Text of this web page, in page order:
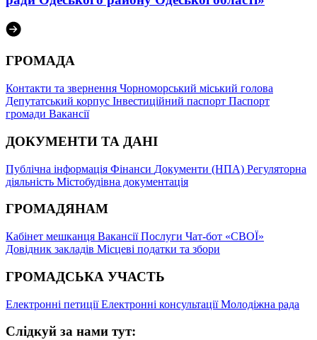
ГРОМАДА
Контакти та звернення Чорноморський міський голова
Депутатський корпус Інвестиційний паспорт Паспорт
громади Вакансії
ДОКУМЕНТИ ТА ДАНІ
Публічна інформація Фінанси Документи (НПА) Регуляторна
діяльність Містобудівна документація
ГРОМАДЯНАМ
Кабінет мешканця ВакансіїПослуги Чат-бот «СВОЇ»
Довідник закладів Місцеві податки та збори
ГРОМАДСЬКА УЧАСТЬ
Електронні петиціїЕлектронні консультаціїМолодіжна рада
Слідкуй за нами тут: